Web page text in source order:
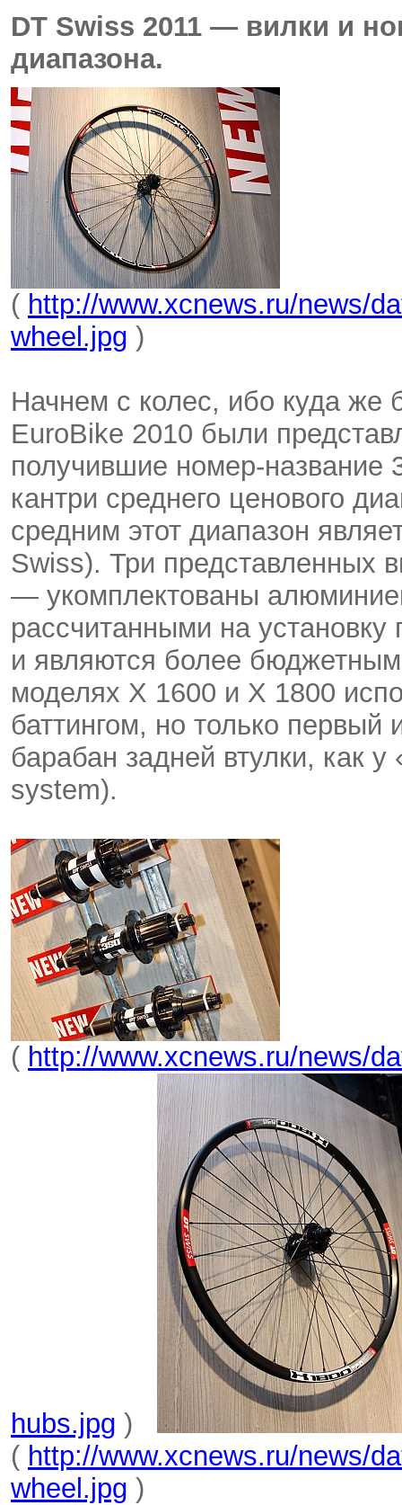
DT Swiss 2011 — вилки и
диапазона.
( http://www.xcnews.ru/news/
wheel.jpg )
Начнем с колес, ибо куда же
EuroBike 2010 были
получившие номер-название
кантри среднего ценового
средним этот диапазон
Swiss). Три представленных
— укомплектованы
рассчитанными на
и являются более
моделях X 1600 и X 1800
баттингом, но только первый
барабан задней втулки, как
system).
( http://www.xcnews.ru/news/
hubs.jpg )
( http://www.xcnews.ru/news/
wheel.jpg )